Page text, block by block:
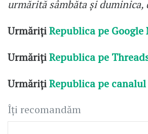
urmărită sâmbăta și duminica,
UrmărițiRepublica pe Google
UrmărițiRepublica pe
UrmărițiRepublica pe
Îți recomandăm